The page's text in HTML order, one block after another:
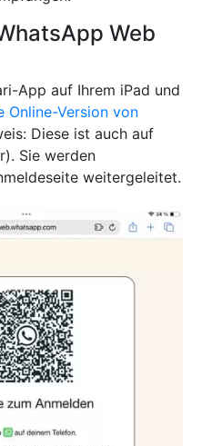
Web
App auf Ihrem iPad und
Online-Version von
Diese ist auch auf
Sie werden
weitergeleitet.